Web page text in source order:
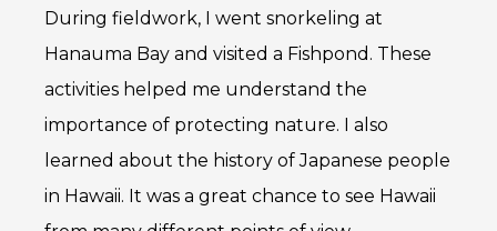
During fieldwork, I went snorkeling at
Hanauma Bay and visited a Fishpond. These
activities helped me understand the
importance of protecting nature. I also
learned about the history of Japanese people
in Hawaii. It was a great chance to see Hawaii